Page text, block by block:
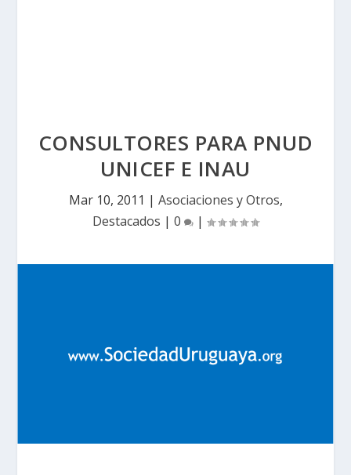
CONSULTORES PARA PNUD
UNICEF E INAU
Mar 10, 2011 | Asociaciones y Otros,
Destacados | 0 |